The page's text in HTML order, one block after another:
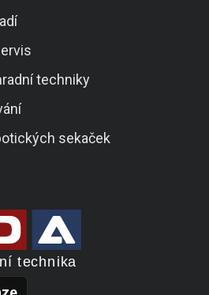
techniky
sekaček